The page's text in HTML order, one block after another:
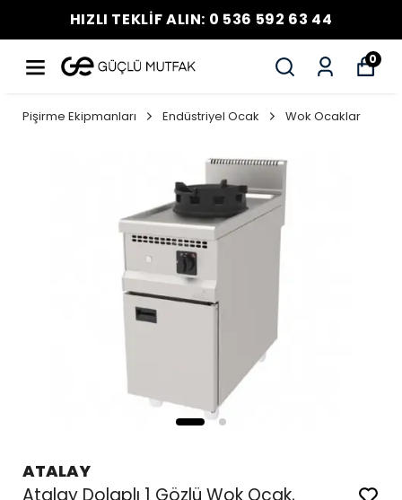
HIZLI TEKLİF ALIN: 0 536 592 63 44
0
Pişirme Ekipmanları Endüstriyel Ocak Wok Ocaklar
ATALAY
Atalay Dolaplı 1 Gözlü Wok Ocak,